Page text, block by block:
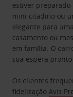
estiver
mini citadino ou
elegante para
casamento ou
em família. O
sua espera
Os clientes
fidelizaçãoAvis